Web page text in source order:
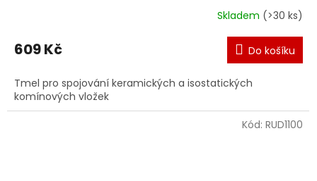
Skladem (>30 ks)
609 Kč Do košíku
Tmel pro spojování keramických a isostatických
komínových vložek
Kód: RUD1100